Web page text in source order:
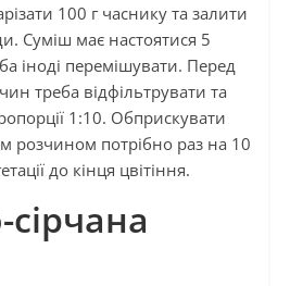
100 г часнику та залити
Суміш має настоятися 5
іноді перемішувати. Перед
треба відфільтрувати та
1:10. Обприскувати
розчином потрібно раз на 10
до кінця цвітіння.